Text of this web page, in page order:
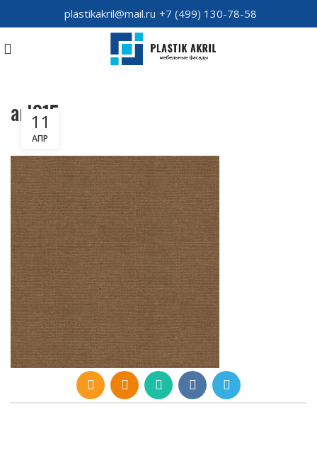
plastikakril@mail.ru +7 (499) 130-78-58
arl015
11
АПР